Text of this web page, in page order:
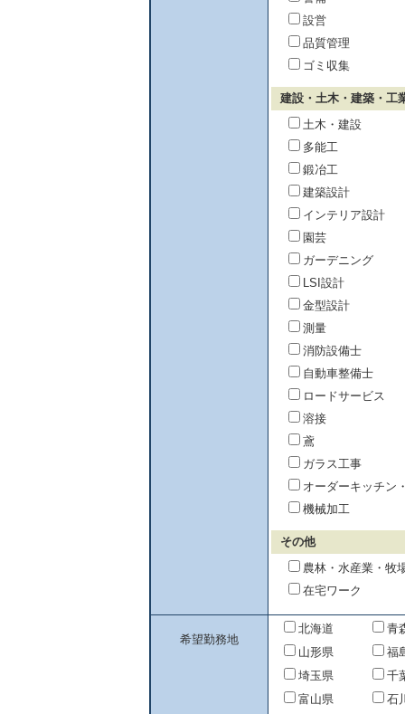
設営
品質管理
ゴミ収集
建設・土木・建築・工
土木・建設
多能工
鍛冶工
建築設計
インテリア設計
園芸
ガーデニング
LSI設計
金型設計
測量
消防設備士
自動車整備士
ロードサービス
溶接
鳶
ガラス工事
オーダーキッチン
機械加工
その他
農林・水産業・牧
在宅ワーク
希望勤務地
北海道
青
山形県
福
埼玉県
千
富山県
石